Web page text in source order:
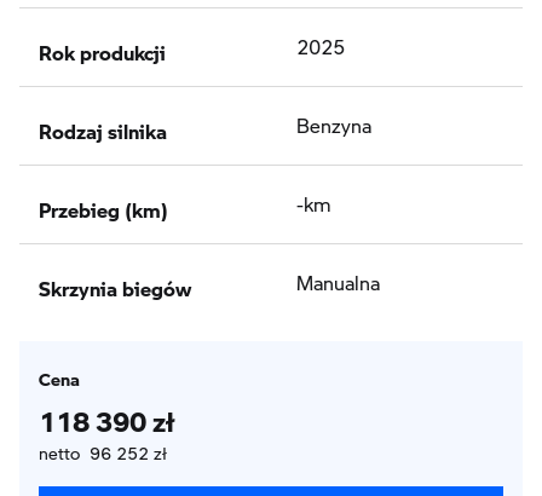
Rok produkcji 2025
Rodzaj silnika Benzyna
Przebieg (km) -km
Skrzynia biegów Manualna
Cena
118 390 zł
netto 96 252 zł